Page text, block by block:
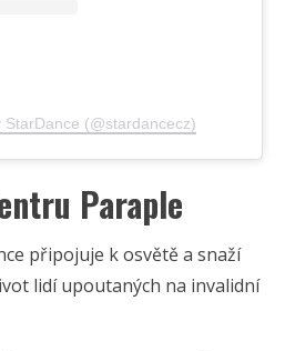
(@stardancecz)
Paraple
připojuje k osvětě a snaží
lidí upoutaných na invalidní